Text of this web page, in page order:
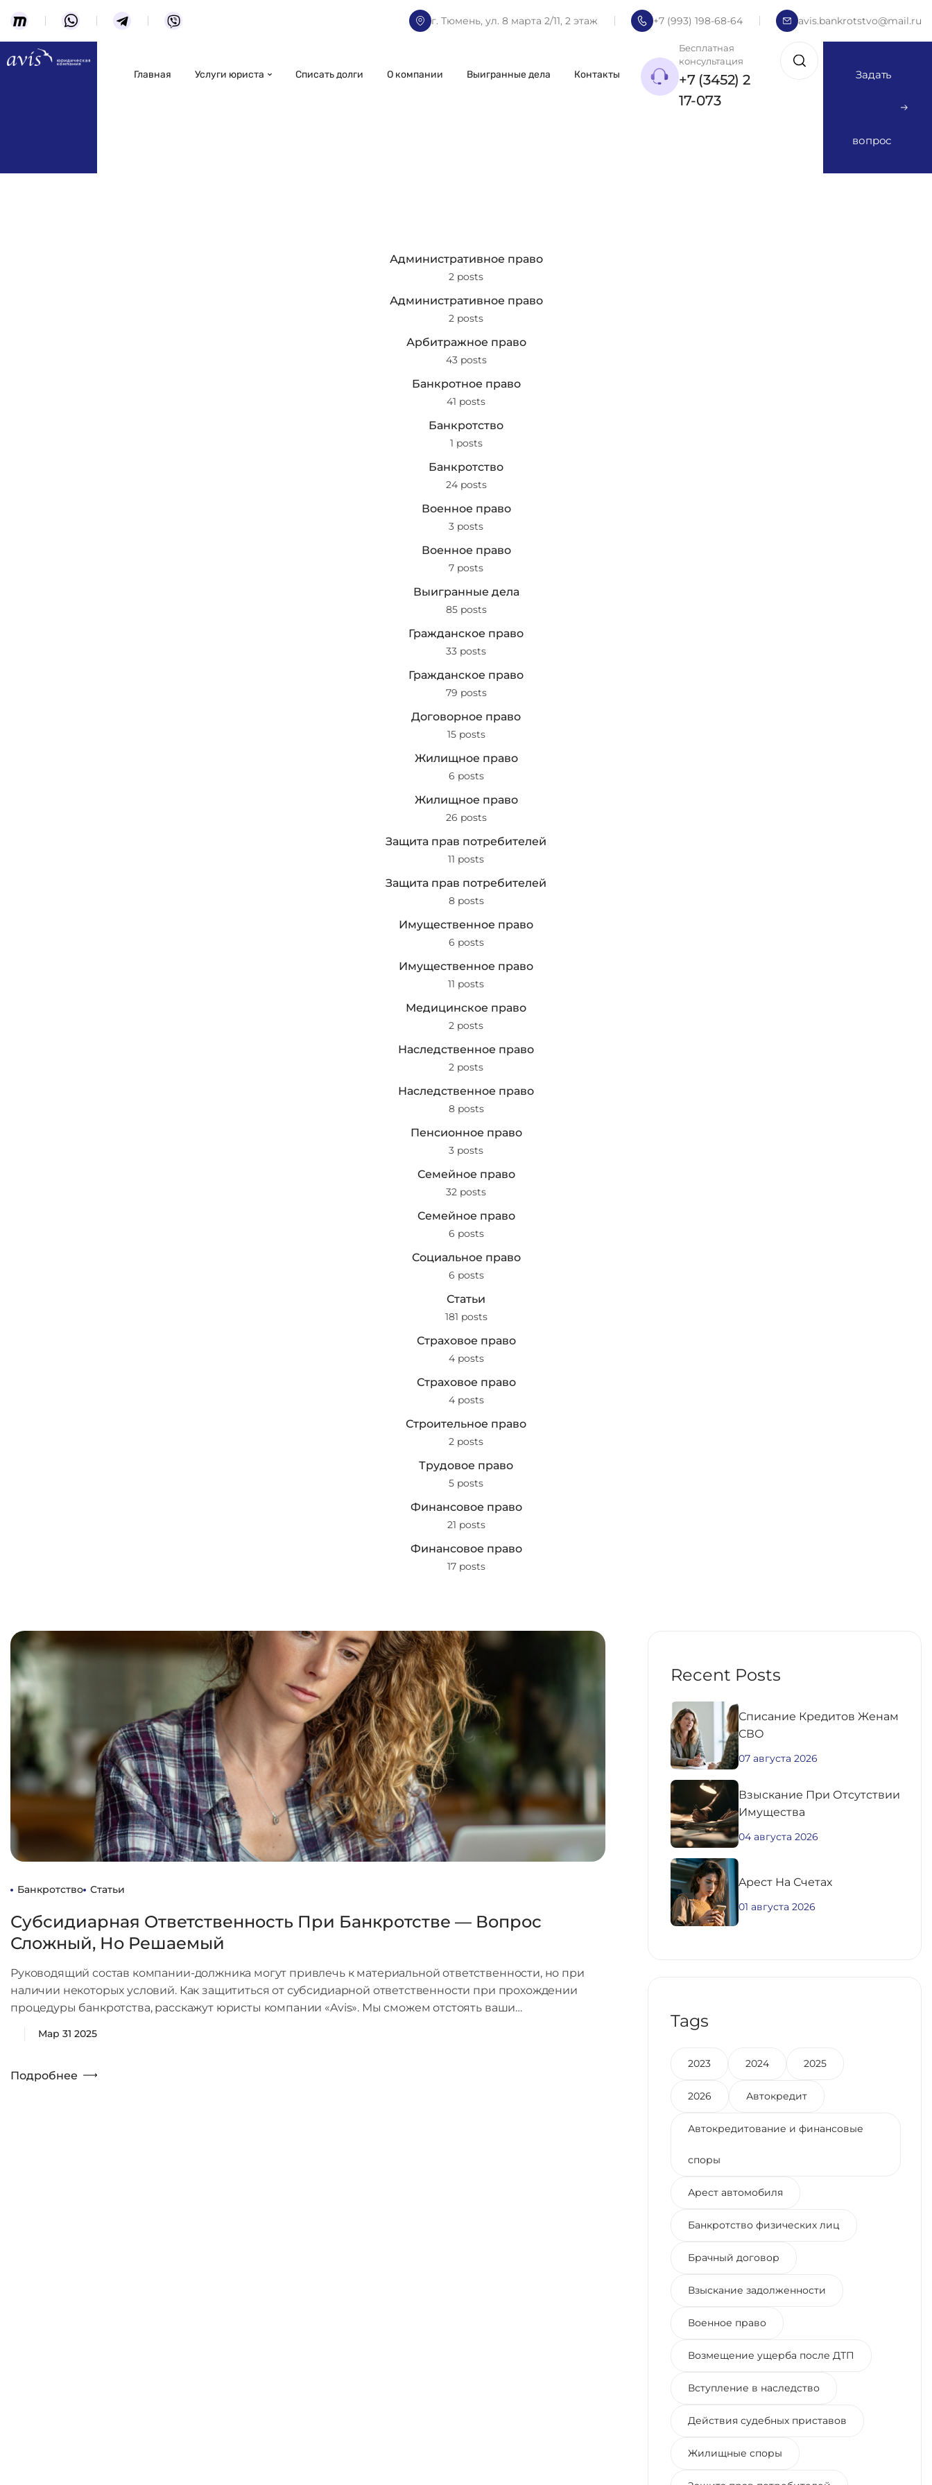
г. Тюмень, ул. 8 марта 2/11, 2 этаж +7 (993) 198-68-64 avis.bankrotstvo@mail.ru
Главная Услуги юриста Списать долги О компании Выигранные дела Контакты
Бесплатная
консультация
+7 (3452) 2
17-073
Задать
вопрос
Административное право
2 posts
Административное право
2 posts
Арбитражное право
43 posts
Банкротное право
41 posts
Банкротство
1 posts
Банкротство
24 posts
Военное право
3 posts
Военное право
7 posts
Выигранные дела
85 posts
Гражданское право
33 posts
Гражданское право
79 posts
Договорное право
15 posts
Жилищное право
6 posts
Жилищное право
26 posts
Защита прав потребителей
11 posts
Защита прав потребителей
8 posts
Имущественное право
6 posts
Имущественное право
11 posts
Медицинское право
2 posts
Наследственное право
2 posts
Наследственное право
8 posts
Пенсионное право
3 posts
Семейное право
32 posts
Семейное право
6 posts
Социальное право
6 posts
Статьи
181 posts
Страховое право
4 posts
Страховое право
4 posts
Строительное право
2 posts
Трудовое право
5 posts
Финансовое право
21 posts
Финансовое право
17 posts
Банкротство Статьи
Субсидиарная Ответственность При Банкротстве — Вопрос
Сложный, Но Решаемый
Руководящий состав компании-должника могут привлечь к материальной ответственности, но при
наличии некоторых условий. Как защититься от субсидиарной ответственности при прохождении
процедуры банкротства, расскажут юристы компании «Avis». Мы сможем отстоять ваши…
Мар 31 2025
Подробнее
Recent Posts
Списание Кредитов Женам
СВО
07 августа 2026
Взыскание При Отсутствии
Имущества
04 августа 2026
Aрест На Счетах
01 августа 2026
Tags
2023 2024 2025
2026 Автокредит
Автокредитование и финансовые
споры
Арест автомобиля
Банкротство физических лиц
Брачный договор
Взыскание задолженности
Военное право
Возмещение ущерба после ДТП
Вступление в наследство
Действия судебных приставов
Жилищные споры